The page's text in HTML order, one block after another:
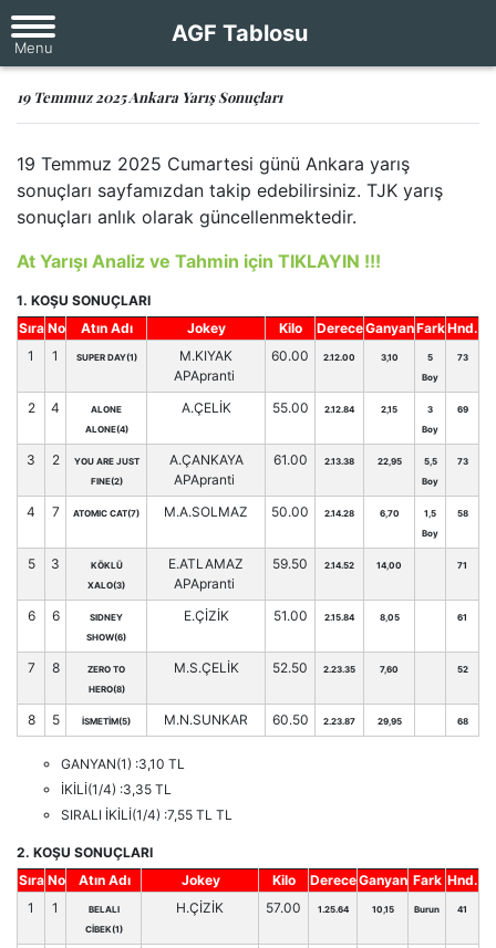
AGF Tablosu
19 Temmuz 2025 Ankara Yarış Sonuçları
19 Temmuz 2025 Cumartesi günü Ankara yarış
sonuçları sayfamızdan takip edebilirsiniz. TJK yarış
sonuçları anlık olarak güncellenmektedir.
At Yarışı Analiz ve Tahmin için TIKLAYIN !!!
1. KOŞU SONUÇLARI
Sıra No Atın Adı Jokey Kilo DereceGanyanFarkHnd.
1
1 SUPER DAY(1)
M.KIYAK
APApranti
60.00 2.12.00 3,10
5
Boy
73
2 4
ALONE
ALONE(4)
A.ÇELİK 55.00 2.12.84 2,15
3
Boy
69
3 2
YOU ARE JUST
FINE(2)
A.ÇANKAYA
APApranti
61.00 2.13.38 22,95
5,5
Boy
73
4 7 ATOMIC CAT(7) M.A.SOLMAZ 50.00 2.14.28 6,70
1,5
Boy
58
5 3
KÖKLÜ
XALO(3)
E.ATLAMAZ
APApranti
59.50 2.14.52 14,00 71
6 6
SIDNEY
SHOW(6)
E.ÇİZİK 51.00 2.15.84 8,05 61
7 8
ZERO TO
HERO(8)
M.S.ÇELİK 52.50 2.23.35 7,60 52
8 5 İSMETİM(5) M.N.SUNKAR 60.50 2.23.87 29,95 68
GANYAN(1) :3,10 TL
İKİLİ(1/4) :3,35 TL
SIRALI İKİLİ(1/4) :7,55 TL TL
2. KOŞU SONUÇLARI
Sıra No Atın Adı Jokey Kilo DereceGanyan Fark Hnd.
1
1
BELALI
CİBEK(1)
H.ÇİZİK 57.00 1.25.64 10,15 Burun 41